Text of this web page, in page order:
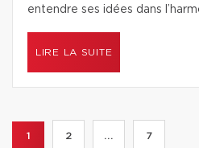
entendre ses idées dans
LIRE LA SUITE
1 2 ... 7